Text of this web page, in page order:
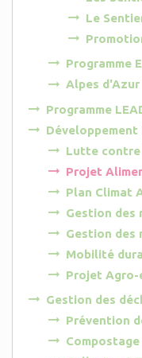
Le
Programme
Alpes
Programme
Développement
Lutte
Projet
Plan Climat
Gestion des
Gestion des
Mobilité
Projet Agro-
Gestion des
Prévention